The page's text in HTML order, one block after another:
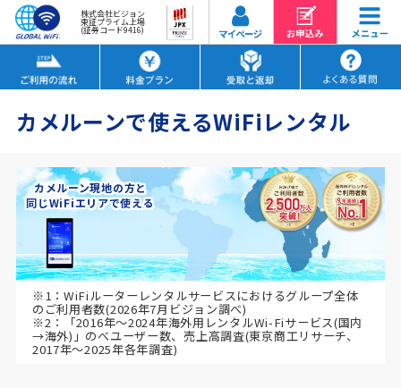
株式会社ビジョン
東証プライム上場
(証券コード9416)
カメルーンで使えるWiFiレンタル
カメルーン現地の方と
同じWiFiエリアで使える
※1：WiFiルーターレンタルサービスにおけるグループ全体
のご利用者数(2026年7月ビジョン調べ)
※2：「2016年～2024年海外用レンタルWi-Fiサービス(国内
→海外)」のべユーザー数、売上高調査(東京商工リサーチ、
2017年～2025年各年調査)